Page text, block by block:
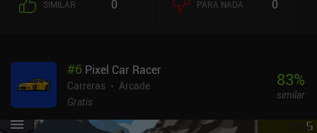
inmediatamente.
SIMILAR 0 PARA NADA 0
#6 Pixel Car Racer
Carreras
Arcade
Gratis
83%
similar